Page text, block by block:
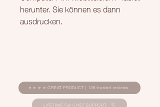
herunter. Sie können es dann
ausdrucken.
⭐ ⭐ ⭐ ⭐ GREAT PRODUCT | 136 trusted reviews
LIFETIME Full CHEF SUPPORT